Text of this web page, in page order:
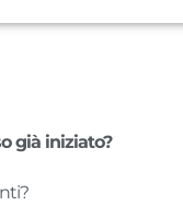
già iniziato?